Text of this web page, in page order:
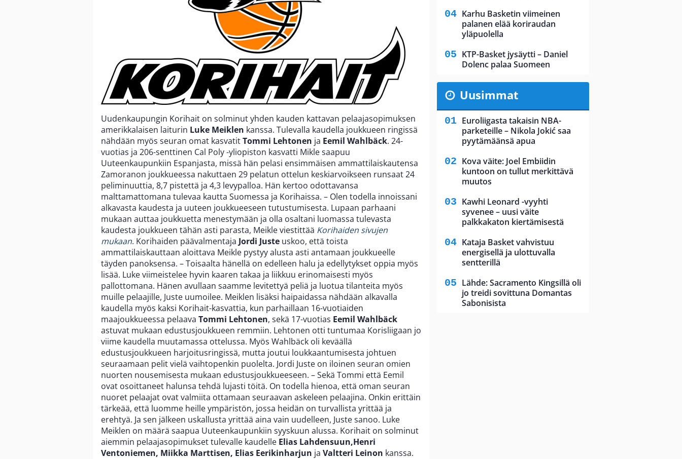
Uudenkaupungin Korihait on solminut yhden kauden kattavan pelaajasopimuksen
amerikkalaisen laiturin Luke Meiklen kanssa. Tulevalla kaudella joukkueen ringissä
nähdään myös seuran omat kasvatitTommi Lehtonen ja Eemil Wahlbäck. 24-
vuotias ja 206-senttinen Cal Poly -yliopiston kasvatti Mikle saapuu
Uuteenkaupunkiin Espanjasta, missä hän pelasi ensimmäisen ammattilaiskautensa
Zamoranon joukkueessa nakuttaen 29 pelatun ottelun keskiarvoikseen runsaat 24
peliminuuttia, 8,7 pistettä ja 4,3 levypalloa. Hän kertoo odottavansa
malttamattomana tulevaa kautta Suomessa ja Korihaissa. – Olen todella innoissani
alkavasta kaudesta ja uuteen joukkueeseen tutustumisesta. Lupaan parhaani
mukaan auttaa joukkuetta menestymään ja olla osaltani luomassa tulevasta
kaudesta joukkueen tähän asti parasta, Meikle viestittää Korihaiden sivujen
mukaan. Korihaiden päävalmentaja Jordi Juste uskoo, että toista
ammattilaiskauttaan aloittava Meikle pystyy alusta asti antamaan joukkueelle
täyden panoksensa. – Toisaalta hänellä on edelleen halu ja edellytykset oppia myös
lisää. Luke viimeistelee hyvin kaaren takaa ja liikkuu erinomaisesti myös
pallottomana. Hänen avullaan saamme levitettyä peliä ja luotua tilanteita myös
muille pelaajille, Juste uumoilee. Meiklen lisäksi haipaidassa nähdään alkavalla
kaudella myös kaksi Korihait-kasvattia, kun parhaillaan 16-vuotiaiden
maajoukkueessa pelaava Tommi Lehtonen, sekä 17-vuotias Eemil Wahlbäck
astuvat mukaan edustusjoukkueen remmiin. Lehtonen otti tuntumaa Korisliigaan jo
viime kaudella muutamassa ottelussa. Myös Wahlbäck oli keväällä
edustusjoukkueen harjoitusringissä, mutta joutui loukkaantumisesta johtuen
seuraamaan pelit vielä vaihtopenkin puolelta. Jordi Juste on iloinen seuran omien
nuorten nousemisesta mukaan edustusjoukkueeseen. – Sekä Tommi että Eemil
ovat osoittaneet halunsa tehdä lujasti töitä. On todella hienoa, että oman seuran
nuoret pelaajat ovat valmiita ottamaan seuraavan askeleen pelaajina. Onkin erittäin
tärkeää, että luomme heille ympäristön, jossa heidän on turvallista yrittää ja
erehtyä. Ja sen jälkeen uskallusta yrittää aina vain uudelleen, Juste sanoo. Luke
Meiklen on määrä saapua Uuteenkaupunkiin syyskuun alussa. Korihait on solminut
aiemmin pelaajasopimukset tulevalle kaudelle Elias Lahdensuun,Henri
Ventoniemen, Miikka Marttisen, Elias Eerikinharjun ja Valtteri Leinon kanssa.
Karhu Basketin viimeinen
palanen elää koriraudan
yläpuolella
KTP-Basket jysäytti – Daniel
Dolenc palaa Suomeen
Uusimmat
Euroliigasta takaisin NBA-
parketeille – Nikola Jokić saa
pyytämäänsä apua
Kova väite: Joel Embiidin
kuntoon on tullut merkittävä
muutos
Kawhi Leonard -vyyhti
syvenee – uusi väite
palkkakaton kiertämisestä
Kataja Basket vahvistuu
energisellä ja ulottuvalla
sentterillä
Lähde: Sacramento Kingsillä oli
jo treidi sovittuna Domantas
Sabonisista